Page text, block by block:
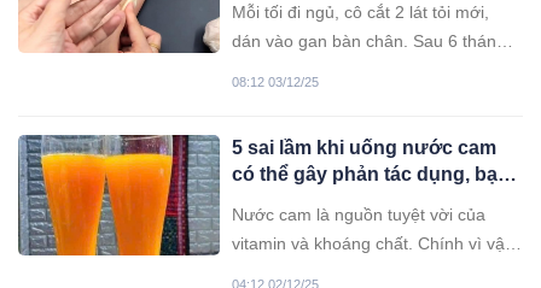
khiến bác sĩ “ngã ngửa”
Mỗi tối đi ngủ, cô cắt 2 lát tỏi mới,
dán vào gan bàn chân. Sau 6 tháng,
08:12 03/12/25
5 sai lầm khi uống nước cam
có thể gây phản tác dụng, bạn
Nước cam là nguồn tuyệt vời của
vitamin và khoáng chất. Chính vì vậy,
04:12 02/12/25